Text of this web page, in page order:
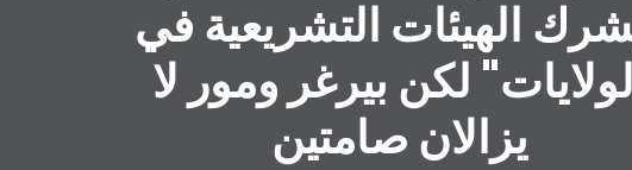
الهيئات التشريعية في
لكن بيرغر ومور لا
يزالان صامتين